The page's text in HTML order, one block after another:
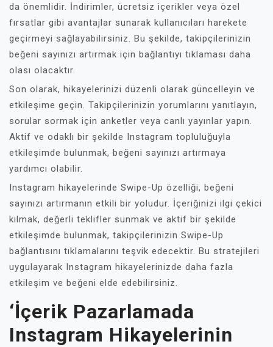
da önemlidir. İndirimler, ücretsiz içerikler veya özel
fırsatlar gibi avantajlar sunarak kullanıcıları harekete
geçirmeyi sağlayabilirsiniz. Bu şekilde, takipçilerinizin
beğeni sayınızı artırmak için bağlantıyı tıklaması daha
olası olacaktır.
Son olarak, hikayelerinizi düzenli olarak güncelleyin ve
etkileşime geçin. Takipçilerinizin yorumlarını yanıtlayın,
sorular sormak için anketler veya canlı yayınlar yapın.
Aktif ve odaklı bir şekilde Instagram topluluğuyla
etkileşimde bulunmak, beğeni sayınızı artırmaya
yardımcı olabilir.
Instagram hikayelerinde Swipe-Up özelliği, beğeni
sayınızı artırmanın etkili bir yoludur. İçeriğinizi ilgi çekici
kılmak, değerli teklifler sunmak ve aktif bir şekilde
etkileşimde bulunmak, takipçilerinizin Swipe-Up
bağlantısını tıklamalarını teşvik edecektir. Bu stratejileri
uygulayarak Instagram hikayelerinizde daha fazla
etkileşim ve beğeni elde edebilirsiniz.
‘İçerik Pazarlamada
Instagram Hikayelerinin